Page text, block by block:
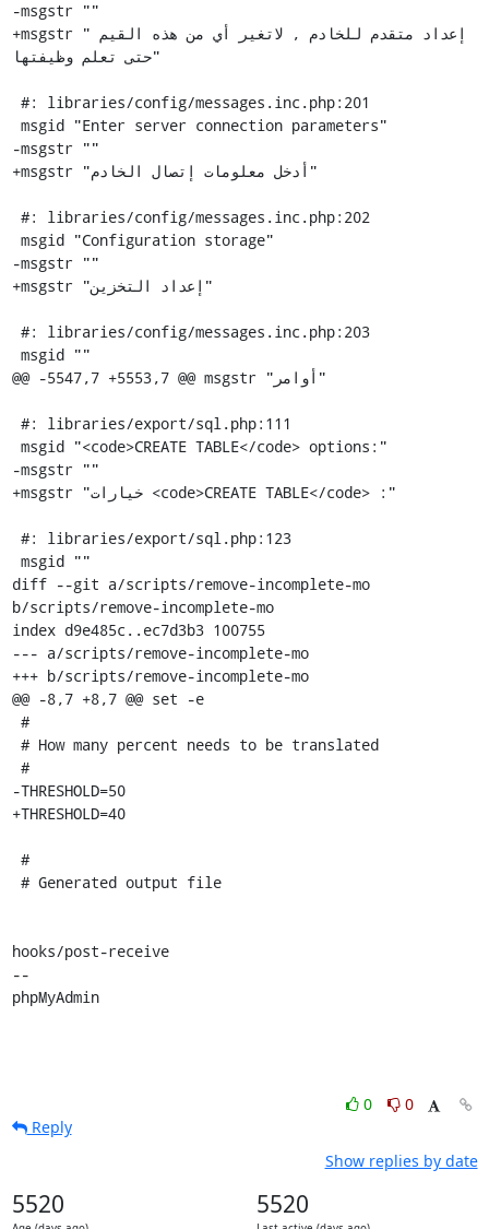
0
0
Reply
Show replies by date
5520 5520